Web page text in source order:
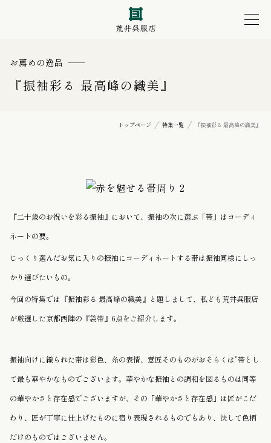
お薦めの逸品
『振袖彩る 最高峰の織美』
トップページ 特集一覧 『振袖彩る 最高峰の織美』
『二十歳のお祝いを彩る振袖』において、振袖の次に選ぶ「帯」はコーディ
ネートの要。
じっくり選んだお気に入りの振袖にコーディネートする帯は振袖同様にしっ
かり選びたいもの。
今回の特集では『振袖彩る 最高峰の織美』と題しまして、私ども荒井呉服店
が厳選した京都西陣の『袋帯』6点をご紹介します。
振袖向けに織られた帯は彩色、糸の表情、意匠そのものがおそらくは”帯とし
て最も華やかなものでございます。華やかな振袖との調和を図るものは同等
の華やかさと存在感でございますが、その「華やかさと存在感」は匠がこだ
わり、匠が丁寧に仕上げたものに宿り表現されるものでもあり、決して色柄
だけのものではございません。